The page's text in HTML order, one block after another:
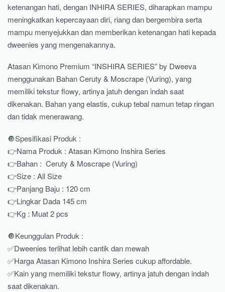
ketenangan hati, dengan INHIRA SERIES, diharapkan mampu
meningkatkan kepercayaan diri, riang dan bergembira serta
mampu menyejukkan dan memberikan ketenangan hati kepada
dweenies yang mengenakannya.
Atasan Kimono Premium “INSHIRA SERIES” by Dweeva
menggunakan Bahan Ceruty & Moscrape (Vuring), yang
memiliki tekstur flowy, artinya jatuh dengan indah saat
dikenakan. Bahan yang elastis, cukup tebal namun tetap ringan
dan tidak menerawang.
🔘Spesifikasi Produk :
👉Nama Produk : Atasan Kimono Inshira Series
👉Bahan : Ceruty & Moscrape (Vuring)
👉Size : All Size
👉Panjang Baju : 120 cm
👉Lingkar Dada 145 cm
👉Kg : Muat 2 pcs
🔘Keunggulan Produk :
✅Dweenies terlihat lebih cantik dan mewah
✅Harga Atasan Kimono Inshira Series cukup affordable.
✅Kain yang memiliki tekstur flowy, artinya jatuh dengan indah
saat dikenakan.